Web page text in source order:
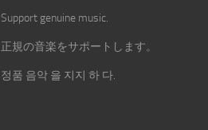
Support genuine music.
正規の音楽をサポートします。
정품 음악 을 지지 하 다.